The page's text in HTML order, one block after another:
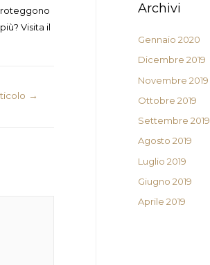
Visita il
→
Archivi
Gennaio 2020
Dicembre 2019
Novembre 2019
Ottobre 2019
Settembre 2019
Agosto 2019
Luglio 2019
Giugno 2019
Aprile 2019